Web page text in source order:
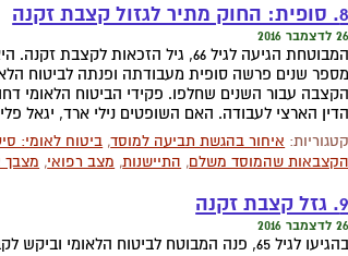
8. סופית: החוק מתיר לגזול קצבת זקנה
26 לדצמבר 2016
המבוטחת הגיעה לגיל 66, גיל
מספר שנים פרשה סופית מעבודתה ופנתה לביטוח
הקצבה עבור השנים שחלפו. פקידי הביטוח הלאומי
הדין הארצי לעבודה. האם השופטים נילי ארד, יגאל
קטגוריות: איחור בהגשת תביעה למוסד, ביטוח לאומי:
הקצבאות שהמוסד משלם, התיישנות, מצב רפואי, מצבך
9. גזל קצבת זקנה
26 לדצמבר 2016
בהגיעו לגיל 65, פנה המבוטח לביטוח